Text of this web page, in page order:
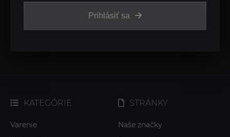
Prihlásiť sa
KATEGÓRIE
Varenie
STRÁNKY
Naše značky